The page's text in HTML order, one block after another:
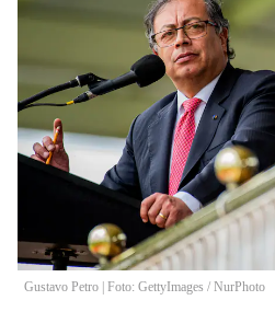
Gustavo Petro | Foto: GettyImages / NurPhoto